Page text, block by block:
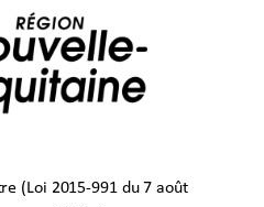
(Loi 2015-991 du 7 août